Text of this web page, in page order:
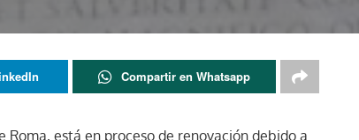
Compartir en Whatsapp
Roma, está en proceso de renovación debido a